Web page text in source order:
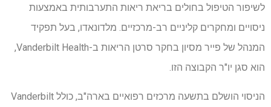
לשיפור הטיפול בחולים בריאת ריאות התערבותית באמצעות
ניסויים ומחקרים קליניים רב-מרכזיים. מלדונאדו, בעל תפקיד
המנהל של פייר מסיון בחקר סרטן הריאות ב-Vanderbilt Health,
הוא סגן יו"ר הקבוצה הזו.
הניסוי הושלם בתשעה מרכזים רפואיים בארה"ב, כולל Vanderbilt